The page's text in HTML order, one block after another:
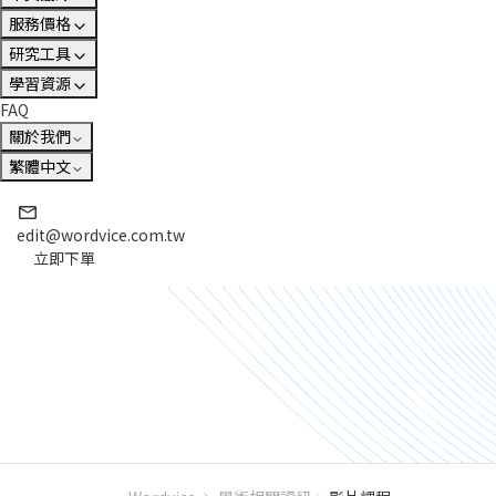
服務價格
研究工具
學習資源
FAQ
關於我們
繁體中文
edit@wordvice.com.tw
立即下單